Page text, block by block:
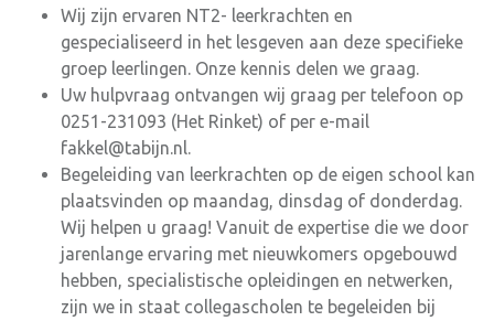
Wij zijn ervaren NT2- leerkrachten en
gespecialiseerd in het lesgeven aan deze specifieke
groep leerlingen. Onze kennis delen we graag.
Uw hulpvraag ontvangen wij graag per telefoon op
0251-231093 (Het Rinket) of per e-mail
fakkel@tabijn.nl.
Begeleiding van leerkrachten op de eigen school kan
plaatsvinden op maandag, dinsdag of donderdag.
Wij helpen u graag! Vanuit de expertise die we door
jarenlange ervaring met nieuwkomers opgebouwd
hebben, specialistische opleidingen en netwerken,
zijn we in staat collegascholen te begeleiden bij